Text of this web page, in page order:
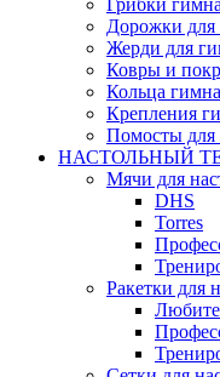
Грибки
Дорожки для
Жерди для
Ковры и
Кольца
Крепления
Помосты для
НАСТОЛЬНЫЙ
Мячи для
DHS
Torres
Ракетки для